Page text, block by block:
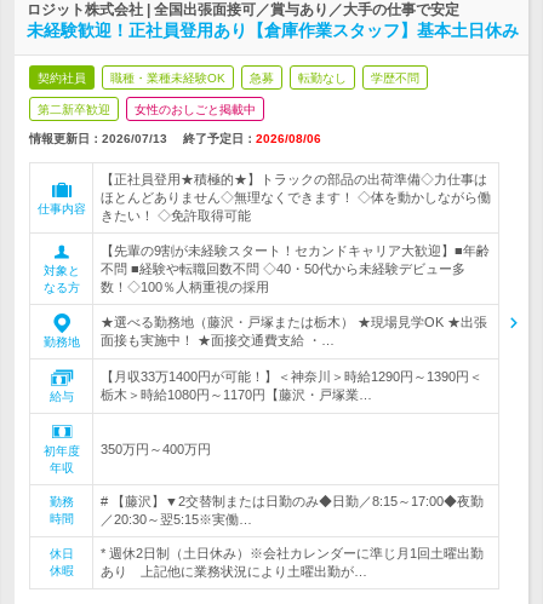
ロジット株式会社 | 全国出張面接可／賞与あり／大手の仕事で安定
未経験歓迎！正社員登用あり【倉庫作業スタッフ】基本土日休み
契約社員 職種・業種未経験OK 急募 転勤なし 学歴不問
第二新卒歓迎 女性のおしごと掲載中
情報更新日：2026/07/13 終了予定日： 2026/08/06
仕事内容
【正社員登用★積極的★】トラックの部品の出荷準備◇力仕事は
ほとんどありません◇無理なくできます！ ◇体を動かしながら働
きたい！ ◇免許取得可能
対象と
なる方
【先輩の9割が未経験スタート！セカンドキャリア大歓迎】■年齢
不問 ■経験や転職回数不問 ◇40・50代から未経験デビュー多
数！◇100％人柄重視の採用
勤務地
★選べる勤務地（藤沢・戸塚または栃木） ★現場見学OK ★出張
面接も実施中！ ★面接交通費支給 ・…
給与
【月収33万1400円が可能！】＜神奈川＞時給1290円～1390円＜
栃木＞時給1080円～1170円【藤沢・戸塚業…
初年度
年収
350万円～400万円
勤務
時間
# 【藤沢】▼2交替制または日勤のみ◆日勤／8:15～17:00◆夜勤
／20:30～翌5:15※実働…
休日
休暇
* 週休2日制（土日休み）※会社カレンダーに準じ月1回土曜出勤
あり 上記他に業務状況により土曜出勤が…